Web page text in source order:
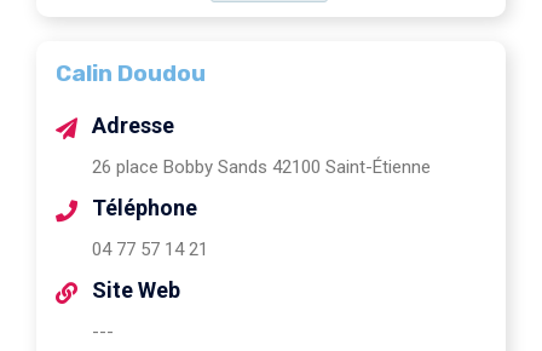
Calin Doudou
Adresse
26 place Bobby Sands 42100 Saint-Étienne
Téléphone
04 77 57 14 21
Site Web
---